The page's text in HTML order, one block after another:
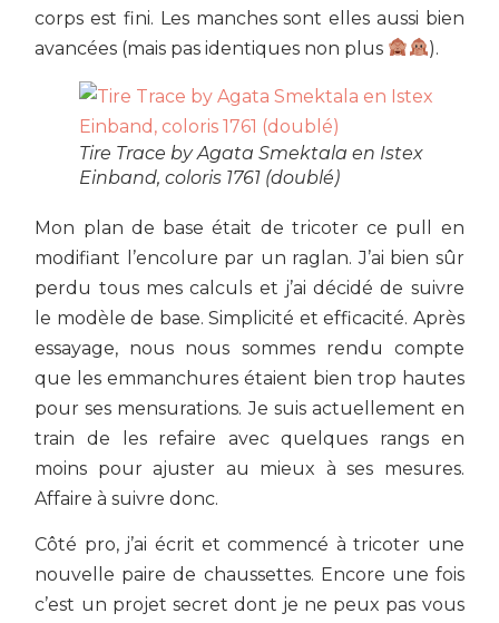
corps est fini. Les manches sont elles aussi bien
avancées (mais pas identiques non plus
).
Tire Trace by Agata Smektala en Istex
Einband, coloris 1761 (doublé)
Mon plan de base était de tricoter ce pull en
modifiant l’encolure par un raglan. J’ai bien sûr
perdu tous mes calculs et j’ai décidé de suivre
le modèle de base. Simplicité et efficacité. Après
essayage, nous nous sommes rendu compte
que les emmanchures étaient bien trop hautes
pour ses mensurations. Je suis actuellement en
train de les refaire avec quelques rangs en
moins pour ajuster au mieux à ses mesures.
Affaire à suivre donc.
Côté pro, j’ai écrit et commencé à tricoter une
nouvelle paire de chaussettes. Encore une fois
c’est un projet secret dont je ne peux pas vous